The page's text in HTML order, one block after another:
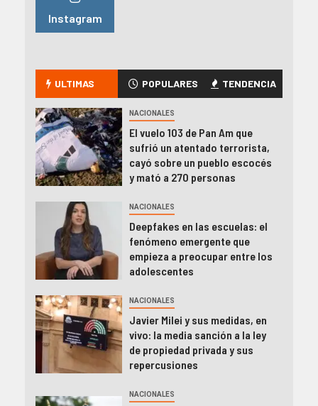
Instagram
ULTIMAS POPULARES TENDENCIA
NACIONALES
El vuelo 103 de Pan Am que
sufrió un atentado terrorista,
cayó sobre un pueblo escocés
y mató a 270 personas
NACIONALES
Deepfakes en las escuelas: el
fenómeno emergente que
empieza a preocupar entre los
adolescentes
NACIONALES
Javier Milei y sus medidas, en
vivo: la media sanción a la ley
de propiedad privada y sus
repercusiones
NACIONALES